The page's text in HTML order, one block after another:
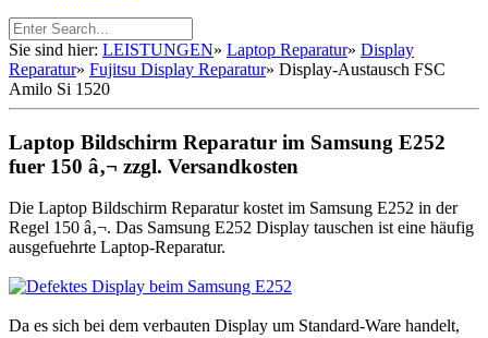
Sie sind hier: LEISTUNGEN» Laptop Reparatur» Display
Reparatur» Fujitsu Display Reparatur» Display-Austausch FSC
Amilo Si 1520
Laptop Bildschirm Reparatur im Samsung E252
fuer 150 â‚¬ zzgl. Versandkosten
Die Laptop Bildschirm Reparatur kostet im Samsung E252 in der
Regel 150 â‚¬. Das Samsung E252 Display tauschen ist eine häufig
ausgefuehrte Laptop-Reparatur.
Da es sich bei dem verbauten Display um Standard-Ware handelt,